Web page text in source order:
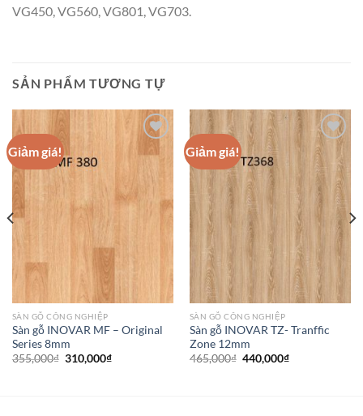
VG450, VG560, VG801, VG703.
SẢN PHẨM TƯƠNG TỰ
Giảm giá!
Add to
SÀN GỖ CÔNG NGHIỆP
Sàn gỗ INOVAR MF – Original
Series 8mm
355,000₫ Giá
310,000₫Giá
Giảm giá!
Add to
wishlist
SÀN GỖ CÔNG NGHIỆP
Sàn gỗ INOVAR TZ- Tranffic
Zone 12mm
465,000₫ Giá
440,000₫Giá